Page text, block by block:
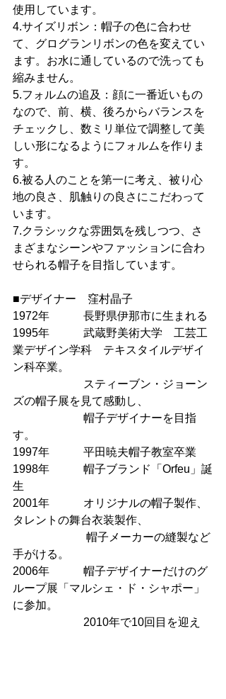
使用しています。
4.サイズリボン：帽子の色に合わせ
て、グログランリボンの色を変えてい
ます。お水に通しているので洗っても
縮みません。
5.フォルムの追及：顔に一番近いもの
なので、前、横、後ろからバランスを
チェックし、数ミリ単位で調整して美
しい形になるようにフォルムを作りま
す。
6.被る人のことを第一に考え、被り心
地の良さ、肌触りの良さにこだわって
います。
7.クラシックな雰囲気を残しつつ、さ
まざまなシーンやファッションに合わ
せられる帽子を目指しています。
■デザイナー　窪村晶子
1972年　　　長野県伊那市に生まれる
1995年　　　武蔵野美術大学　工芸工
業デザイン学科　テキスタイルデザイ
ン科卒業。
スティーブン・ジョーン
ズの帽子展を見て感動し、
帽子デザイナーを目指
す。
1997年　　　平田暁夫帽子教室卒業
1998年　　　帽子ブランド「Orfeu」誕
生
2001年　　　オリジナルの帽子製作、
タレントの舞台衣装製作、
帽子メーカーの縫製など
手がける。
2006年　　　帽子デザイナーだけのグ
ループ展「マルシェ・ド・シャポー」
に参加。
2010年で10回目を迎え